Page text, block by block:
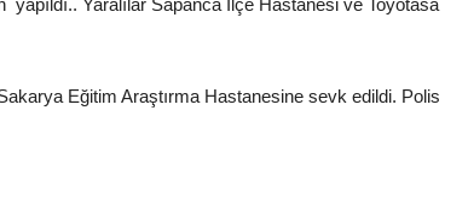
Yaralılar Sapanca İlçe Hastanesi ve Toyotasa
Eğitim Araştırma Hastanesine sevk edildi. Polis